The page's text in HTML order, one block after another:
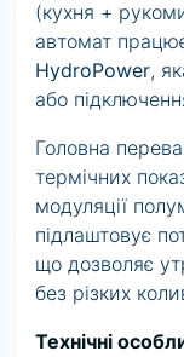
(кухня +
автомат
HydroPower,
або
Головна
термічних
модуляції
підлаштовує
що дозволяє
без різких
Технічні